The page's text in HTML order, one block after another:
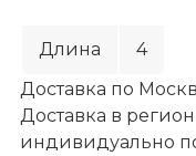
Длина
4
Доставка по
Доставка в
индивидуально